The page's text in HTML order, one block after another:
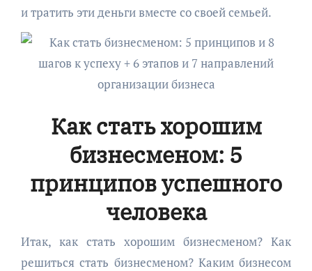
и тратить эти деньги вместе со своей семьей.
Как стать хорошим
бизнесменом: 5
принципов успешного
человека
Итак, как стать хорошим бизнесменом? Как
решиться стать бизнесменом? Каким бизнесом